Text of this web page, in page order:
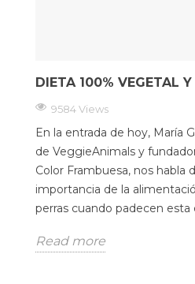
DIETA 100% VEGETAL
9584 Views
En la entrada de hoy, María
de VeggieAnimals y
Color Frambuesa, nos habla
importancia de la
perras cuando padecen esta
Read more